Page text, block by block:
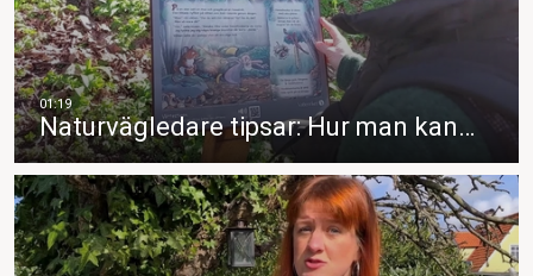
Naturvägledare tipsar: Hur man kan…